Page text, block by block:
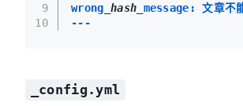
9
10
wrong _hash_ message: 文章不
---
_config.yml